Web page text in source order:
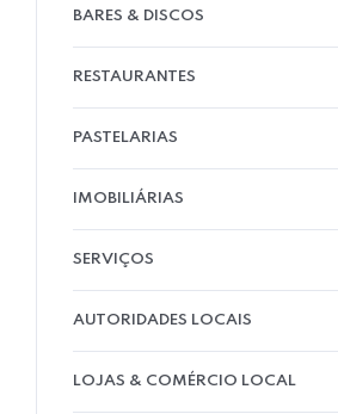
BARES & DISCOS
RESTAURANTES
PASTELARIAS
IMOBILIÁRIAS
SERVIÇOS
AUTORIDADES LOCAIS
LOJAS & COMÉRCIO LOCAL